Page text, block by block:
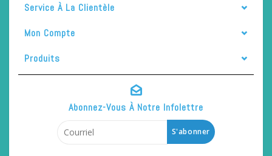
Service À La Clientèle
Mon Compte
Produits
Abonnez-Vous À Notre Infolettre
S'abonner